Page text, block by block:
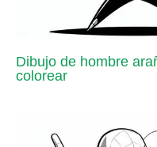
Dibujo de hombre
colorear